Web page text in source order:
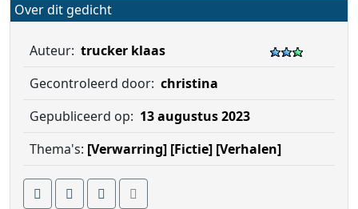
Over dit gedicht
Auteur: trucker klaas
Gecontroleerd door: christina
Gepubliceerd op: 13 augustus 2023
Thema's: [Verwarring] [Fictie] [Verhalen]